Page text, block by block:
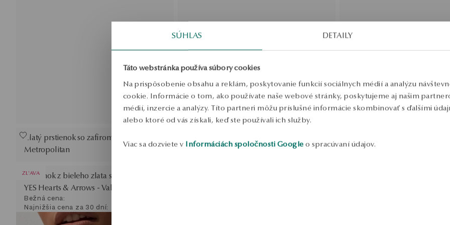
SÚHLAS DETAILY
Táto webstránka používa súbory cookies
Na prispôsobenie obsahu a reklám, poskytovanie funkcií sociálnych médií a analýzu
cookie. Informácie o tom, ako používate naše webové stránky, poskytujeme aj našim
médií, inzercie a analýzy. Títo partneri môžu príslušné informácie skombinovať s ďalšími
alebo ktoré od vás získali, keď ste používali ich služby.
Viac sa dozviete v Informáciách spoločnosti Google o spracúvaní údajov.
Zlatý prstienok so zafírom a diamantmi -
Metropolitan
Evelyn
diamantom
ZL'AVA
Prstienok z bieleho zlata s diamantom
YES Hearts & Arrows - Valentine
Bežná cena:
Najnižšia cena za 30 dní: